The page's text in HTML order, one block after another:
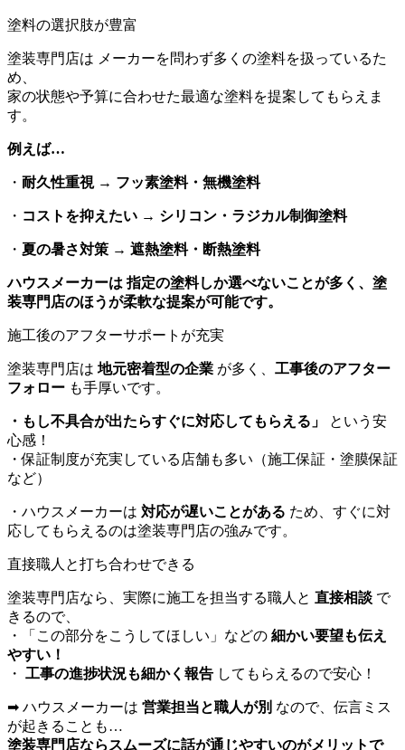
塗料の選択肢が豊富
塗装専門店は メーカーを問わず多くの塗料を扱っているた
め、
家の状態や予算に合わせた最適な塗料を提案してもらえま
す。
例えば…
・ 耐久性重視→ フッ素塗料・無機塗料
・ コストを抑えたい → シリコン・ラジカル制御塗料
・ 夏の暑さ対策 → 遮熱塗料・断熱塗料
ハウスメーカーは 指定の塗料しか選べないことが多く、塗
装専門店のほうが柔軟な提案が可能です。
施工後のアフターサポートが充実
塗装専門店は 地元密着型の企業 が多く、 工事後のアフター
フォロー も手厚いです。
・もし不具合が出たらすぐに対応してもらえる」
という安
心感！
・保証制度が充実している店舗も多い（施工保証・塗膜保証
など）
・ハウスメーカーは 対応が遅いことがある ため、すぐに対
応してもらえるのは塗装専門店の強みです。
直接職人と打ち合わせできる
塗装専門店なら、実際に施工を担当する職人と 直接相談 で
きるので、
・「この部分をこうしてほしい」などの 細かい要望も伝え
やすい！
・ 工事の進捗状況も細かく報告 してもらえるので安心！
➡ ハウスメーカーは 営業担当と職人が別 なので、伝言ミス
が起きることも…
塗装専門店ならスムーズに話が通じやすいのがメリットで